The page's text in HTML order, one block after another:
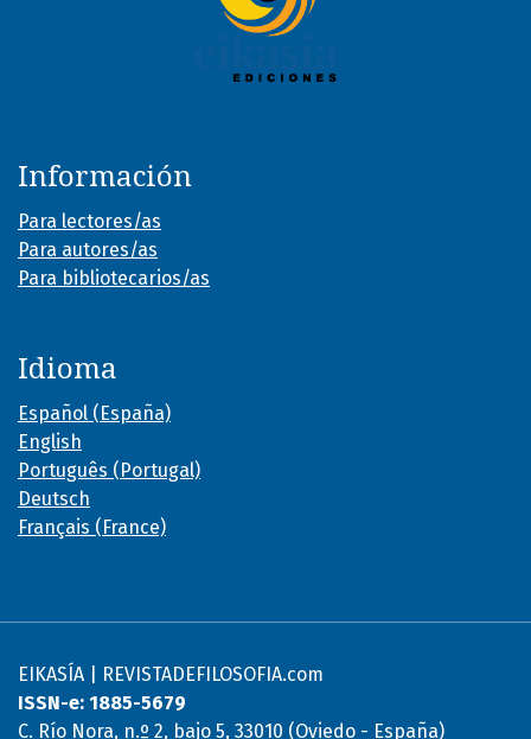
Información
Para lectores/as
Para autores/as
Para bibliotecarios/as
Idioma
Español (España)
English
Português (Portugal)
Deutsch
Français (France)
EIKASÍA | REVISTADEFILOSOFIA.com
ISSN-e: 1885-5679
C. Río Nora, n.º 2, bajo 5, 33010 (Oviedo - España)